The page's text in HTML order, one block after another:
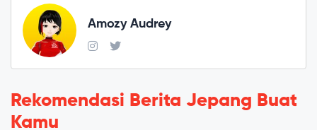
Amozy Audrey
Rekomendasi Berita Jepang Buat
Kamu